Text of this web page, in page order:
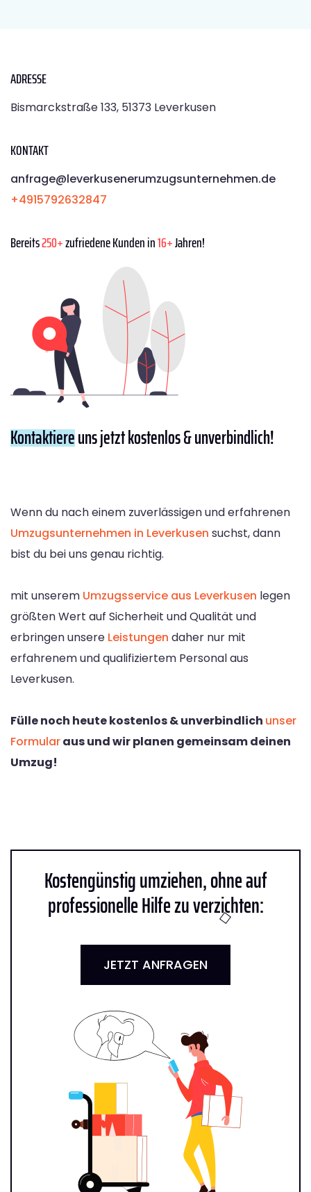
ADRESSE
Bismarckstraße 133, 51373 Leverkusen
KONTAKT
anfrage@leverkusenerumzugsunternehmen.de
+4915792632847
Bereits250+zufriedene Kunden in16+Jahren!
Kontaktiereuns jetzt kostenlos & unverbindlich!
Wenn du nach einem zuverlässigen und erfahrenen
Umzugsunternehmen in Leverkusen suchst, dann
bist du bei uns genau richtig.
mit unserem Umzugsservice aus Leverkusen legen
größten Wert auf Sicherheit und Qualität und
erbringen unsere Leistungen daher nur mit
erfahrenem und qualifiziertem Personal aus
Leverkusen.
Fülle noch heute kostenlos & unverbindlich unser
Formularaus und wir planen gemeinsam deinen
Umzug!
Kostengünstig umziehen, ohne auf
professionelle Hilfe zu verzichten:
JETZT ANFRAGEN